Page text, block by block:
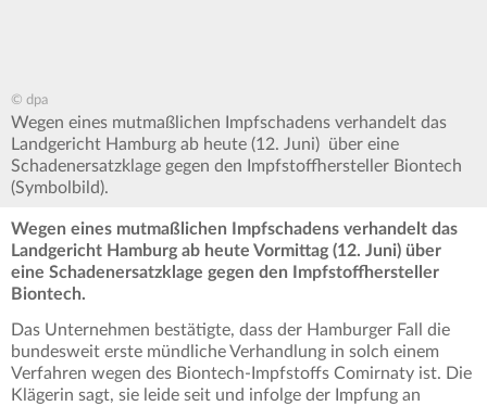
© dpa
Wegen eines mutmaßlichen Impfschadens verhandelt das
Landgericht Hamburg ab heute (12. Juni) über eine
Schadenersatzklage gegen den Impfstoffhersteller Biontech
(Symbolbild).
Wegen eines mutmaßlichen Impfschadens verhandelt das
Landgericht Hamburg ab heute Vormittag (12. Juni) über
eine Schadenersatzklage gegen den Impfstoffhersteller
Biontech.
Das Unternehmen bestätigte, dass der Hamburger Fall die
bundesweit erste mündliche Verhandlung in solch einem
Verfahren wegen des Biontech-Impfstoffs Comirnaty ist. Die
Klägerin sagt, sie leide seit und infolge der Impfung an